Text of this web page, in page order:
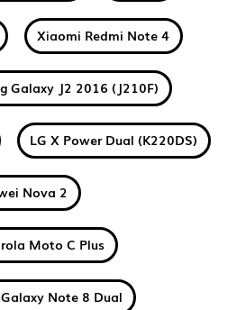
Xiaomi Redmi Note 4
Galaxy J2 2016 (J210F)
LG X Power Dual (K220DS)
Nova 2
Moto C Plus
Note 8 Dual